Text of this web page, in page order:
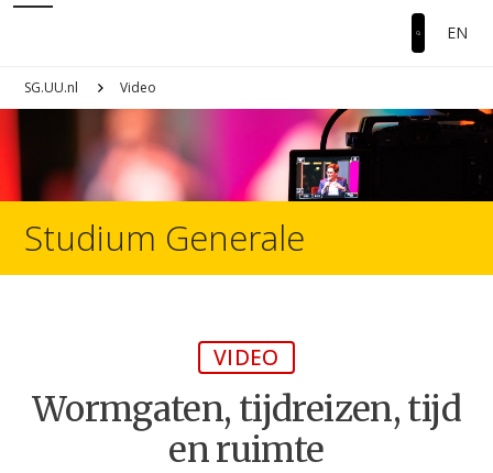
EN
SG.UU.nl Video
Studium Generale
VIDEO
Wormgaten, tijdreizen, tijd
en ruimte